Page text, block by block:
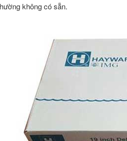
không có sẵn.